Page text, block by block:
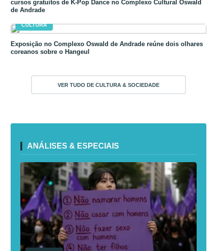
cursos gratuitos de K-Pop Dance no Complexo Cultural Oswald
de Andrade
CULTURA
Exposição no Complexo Oswald de Andrade reúne dois olhares
coreanos sobre o Hangeul
VER TUDO DE CULTURA & SOCIEDADE
ANÁLISES & ESPECIAIS